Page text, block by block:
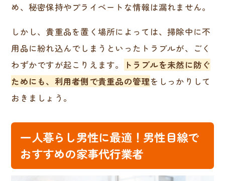
め、秘密保持やプライベートな情報は漏れません。
しかし、貴重品を置く場所によっては、掃除中に不
用品に紛れ込んでしまうといったトラブルが、ごく
わずかですが起こりえます。
トラブルを未然に防ぐ
ためにも、利用者側で貴重品の管理をしっかりして
おきましょう。
一人暮らし男性に最適！男性目線で
おすすめの家事代行業者